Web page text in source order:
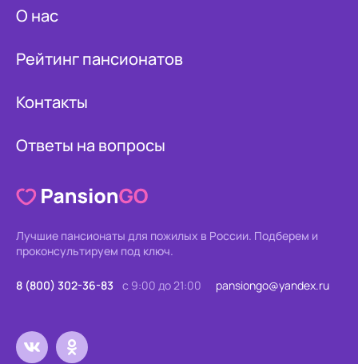
О нас
Рейтинг пансионатов
Контакты
Ответы на вопросы
Лучшие пансионаты для пожилых в России. Подберем и
проконсультируем под ключ.
8 (800) 302-36-83 с 9:00 до 21:00 pansiongo@yandex.ru